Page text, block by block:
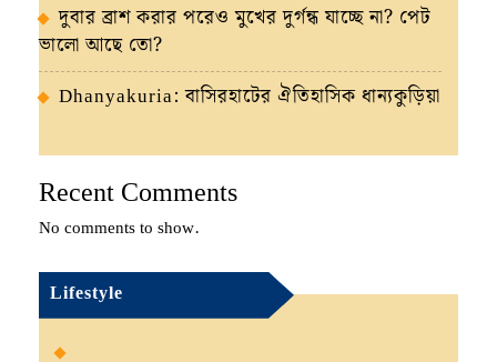
দুবার ব্রাশ করার পরেও মুখের দুর্গন্ধ যাচ্ছে না? পেট
ভালো আছে তো?
Dhanyakuria: বাসিরহাটের ঐতিহাসিক ধান্যকুড়িয়া
Recent Comments
No comments to show.
Lifestyle